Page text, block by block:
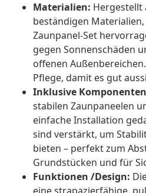
Materialien: Hergestellt
beständigen
Zaunpanel-Set
gegen Sonnenschäden
offenen
Pflege, damit es gut
Inklusive
stabilen Zaunpaneelen
einfache Installation
sind verstärkt, um
bieten – perfekt zum
Grundstücken und für
Funktionen /Design: